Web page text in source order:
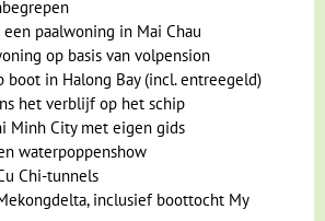
je het leven op de markt bekijkt.
want dat is een gebruik in heel
rijden we door naar Mui Ne.
hoef je je zeker niet te vervelen. Het
trekt als een film aan je voorbij.
weg hun rijst waardoor de weg nog
wind kan een handje helpen door de
zodat de losse vliesjes wegwaaien.
paalwoning in Mai Chau
op basis van volpension
boot in Halong Bay (incl. entreegeld)
het verblijf op het schip
Minh City met eigen gids
waterpoppenshow
Chi-tunnels
inclusief boottocht My